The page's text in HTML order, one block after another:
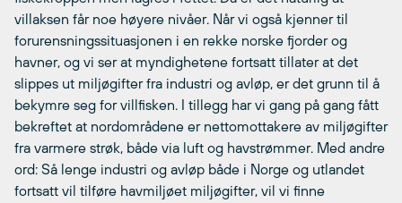
villaksen får noe høyere nivåer. Når vi også kjenner til
forurensningssituasjonen i en rekke norske fjorder og
havner, og vi ser at myndighetene fortsatt tillater at det
slippes ut miljøgifter fra industri og avløp, er det grunn til å
bekymre seg for villfisken. I tillegg har vi gang på gang fått
bekreftet at nordområdene er nettomottakere av miljøgifter
fra varmere strøk, både via luft og havstrømmer. Med andre
ord: Så lenge industri og avløp både i Norge og utlandet
fortsatt vil tilføre havmiljøet miljøgifter, vil vi finne